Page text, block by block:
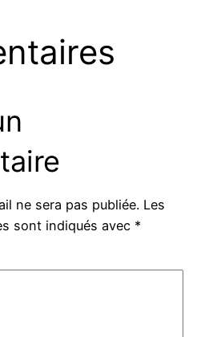
ne sera pas publiée. Les
sont indiqués avec *